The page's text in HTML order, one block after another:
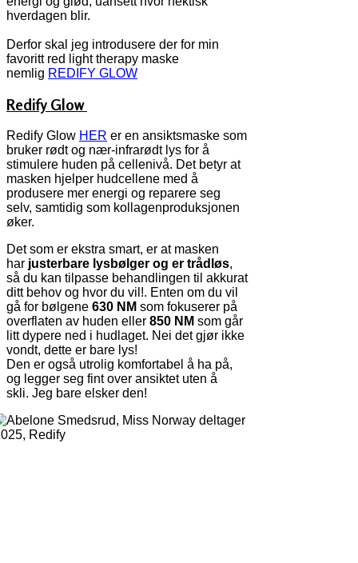
hverdagen blir.
Derfor skal jeg introdusere der for min
favoritt red light therapy maske
nemlig REDIFY GLOW
Redify Glow
Redify Glow HER er en ansiktsmaske som
bruker rødt og nær-infrarødt lys for å
stimulere huden på cellenivå. Det betyr at
masken hjelper hudcellene med å
produsere mer energi og reparere seg
selv, samtidig som kollagenproduksjonen
øker.
Det som er ekstra smart, er at masken
har justerbare lysbølger og er trådløs,
så du kan tilpasse behandlingen til akkurat
ditt behov og hvor du vil!. Enten om du vil
gå for bølgene 630 NM som fokuserer på
overflaten av huden eller 850 NM som går
litt dypere ned i hudlaget. Nei det gjør ikke
vondt, dette er bare lys!
Den er også utrolig komfortabel å ha på,
og legger seg fint over ansiktet uten å
skli. Jeg bare elsker den!